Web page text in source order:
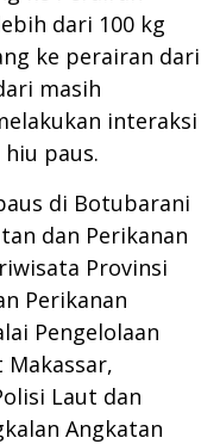
dari 100 kg
ke perairan dari
masih
interaksi
paus.
di Botubarani
dan Perikanan
Provinsi
Perikanan
Pengelolaan
Makassar,
Laut dan
Angkatan